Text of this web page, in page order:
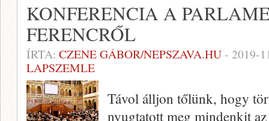
KONFERENCIA A
FERENCRŐL
ÍRTA: CZENE GÁBOR/NEPSZAVA.HU- 2019-
LAPSZEMLE
Távol álljon tőlünk, hogy
nyugtatott meg mindenkit